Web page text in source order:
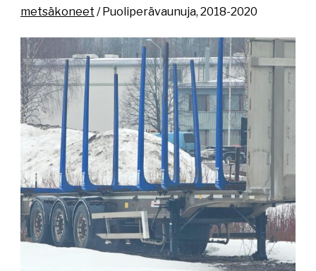
metsäkoneet / Puoliperävaunuja, 2018-2020